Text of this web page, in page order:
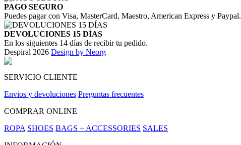
PAGO SEGURO
Puedes pagar con Visa, MasterCard, Maestro, American Express y Paypal.
DEVOLUCIONES 15 DÍAS
En los siguientes 14 días de recibir tu pedido.
Despiral 2026 Design by Neorg
SERVICIO CLIENTE
Envios y devoluciones Preguntas frecuentes
COMPRAR ONLINE
ROPA SHOES BAGS + ACCESSORIES SALES